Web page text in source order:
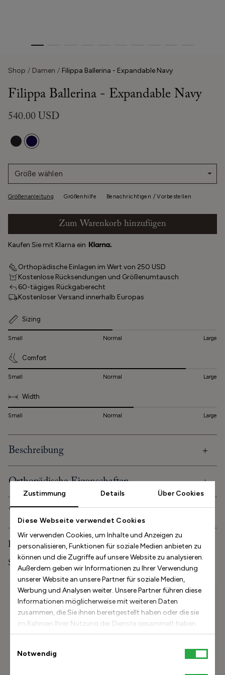
Zustimmung Details Über Cookies
Diese Webseite verwendet Cookies
Wir verwenden Cookies, um Inhalte und Anzeigen zu
personalisieren, Funktionen für soziale Medien anbieten zu
können und die Zugriffe auf unsere Website zu analysieren.
Außerdem geben wir Informationen zu Ihrer Verwendung
unserer Website an unsere Partner für soziale Medien,
Werbung und Analysen weiter. Unsere Partner führen diese
Informationen möglicherweise mit weiteren Daten
zusammen, die Sie ihnen bereitgestellt haben oder die sie
im Rahmen Ihrer Nutzung der Dienste gesammelt haben.
Notwendig
Shop Damen Filippa Ballerina - Expandable Navy
Filippa Ballerina - Expandable Navy
540.00 USD
Größe wählen
Größenanleitung Größenhilfe Benachrichtigen / Vorbestellen
Zum Warenkorb hinzufügen
Kaufen Sie mit Klarna ein
Orthopädische Einlagen im Wert von 250 USD
Kostenlose Rücksendungen und Größenumtausch
60-tägiges Rückgaberecht
Kostenloser Versand innerhalb Europas
Sizing
Small Normal Large
Comfort
Small Normal Large
Width
Small Normal Large
Beschreibung
Orthopädische Eigenschaften
Versand und Lieferung
Pflege und Aufbewahrung
Stinaaj-Studioerfahrung
Größenhilfe
Beschreibung
Wie lang ist der Fuß?
Meine Größe